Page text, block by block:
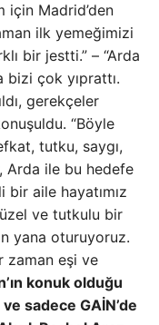
için Madrid’den
ilk yemeğimizi
bir jestti.” – “Arda
bizi çok yıprattı.
gerekçeler
“Böyle
tutku, saygı,
Arda ile bu hedefe
bir aile hayatımız
ve tutkulu bir
yana oturuyoruz.
zaman eşi ve
konuk olduğu
sadece GAİN’de